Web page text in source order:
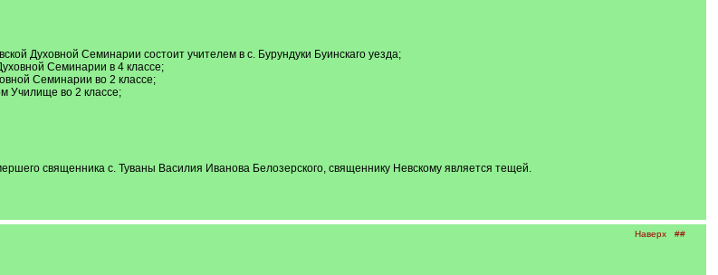
Духовной Семинарии состоит учителем в с. Бурундуки Буинскаго уезда;
Семинарии в 4 классе;
Семинарии во 2 классе;
Училище во 2 классе;
священника с. Туваны Василия Иванова Белозерского, священнику Невскому является тещей.
Наверх ##